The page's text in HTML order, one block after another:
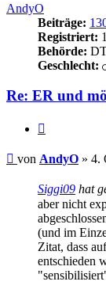
AndyO
Beiträge:
Registriert:
Behörde:
Geschlecht:
Re: ER und
Beitrag
von AndyO » 4.
Siggi09 hat
aber nicht
(und im
Zitat, dass
entschieden